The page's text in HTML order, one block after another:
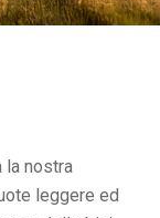
la nostra
leggere ed